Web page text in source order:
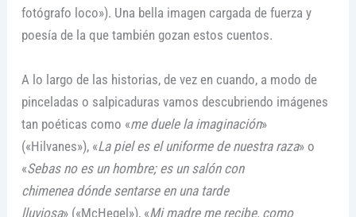
fotógrafo loco»). Una bella imagen cargada de fuerza y
poesía de la que también gozan estos cuentos.
A lo largo de las historias, de vez en cuando, a modo de
pinceladas o salpicaduras vamos descubriendo imágenes
tan poéticas como «me duele la imaginación»
(«Hilvanes»), «La piel es el uniforme de nuestra raza» o
«Sebas no es un hombre; es un salón con
chimenea dónde sentarse en una tarde
lluviosa» («McHegel»), «Mi madre me recibe, como